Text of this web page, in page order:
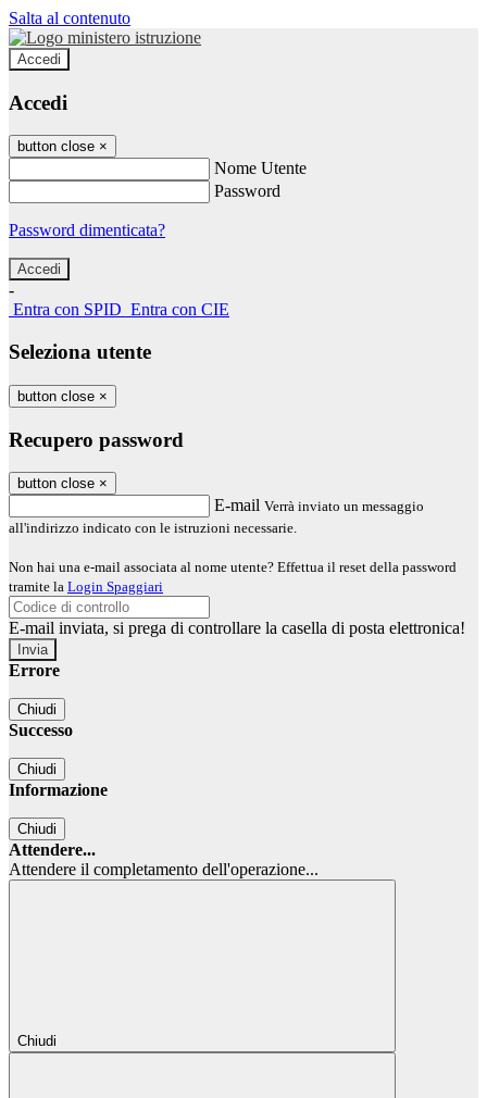
Salta al contenuto
Accedi
Accedi
button close ×
Nome Utente
Password
Password dimenticata?
-
Entra con SPID Entra con CIE
Seleziona utente
button close ×
Recupero password
button close ×
E-mail Verrà inviato un messaggio
all'indirizzo indicato con le istruzioni necessarie.
Non hai una e-mail associata al nome utente? Effettua il reset della password
tramite la Login Spaggiari
E-mail inviata, si prega di controllare la casella di posta elettronica!
Errore
Chiudi
Successo
Chiudi
Informazione
Chiudi
Attendere...
Attendere il completamento dell'operazione...
Chiudi